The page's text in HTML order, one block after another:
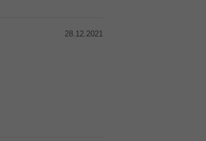
28.12.2021